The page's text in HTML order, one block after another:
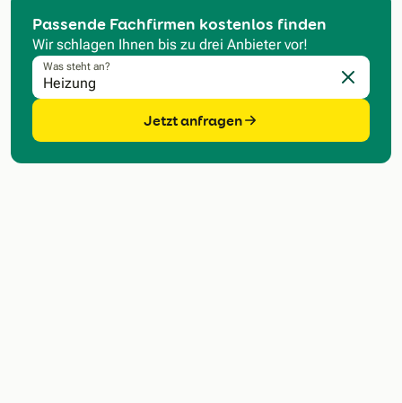
Passende Fachfirmen kostenlos finden
Wir schlagen Ihnen bis zu drei Anbieter vor!
Was steht an?
Eingabe
Jetzt anfragen